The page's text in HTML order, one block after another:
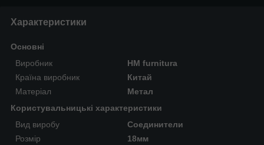
Характеристики
Основні
Виробник
HM furnitura
Країна виробник
Китай
Матеріал
Метал
Користувальницькі характеристики
Вид виробу
Соединители
Розмір
18мм